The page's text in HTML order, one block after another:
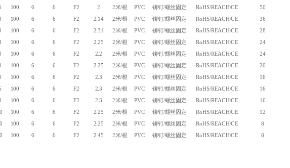
100 6 6 F2 2 2米/根 PVC 铆钉/螺丝固定 RoHS/REACH/CE
50
100 6 6 F2 2.14 2米/根 PVC 铆钉/螺丝固定 RoHS/REACH/CE
36
100 6 6 F2 2.31 2米/根 PVC 铆钉/螺丝固定 RoHS/REACH/CE
28
100 6 6 F2 2.25 2米/根 PVC 铆钉/螺丝固定 RoHS/REACH/CE
24
100 6 6 F2 2.2 2米/根 PVC 铆钉/螺丝固定 RoHS/REACH/CE
24
100 6 6 F2 2.25 2米/根 PVC 铆钉/螺丝固定 RoHS/REACH/CE
20
100 6 6 F2 2.3 2米/根 PVC 铆钉/螺丝固定 RoHS/REACH/CE
16
100 6 6 F2 2.3 2米/根 PVC 铆钉/螺丝固定 RoHS/REACH/CE
16
100 6 6 F2 2.3 2米/根 PVC 铆钉/螺丝固定 RoHS/REACH/CE
16
100 6 6 F2 2.25 2米/根 PVC 铆钉/螺丝固定 RoHS/REACH/CE
12
100 6 6 F2 2.25 2米/根 PVC 铆钉/螺丝固定 RoHS/REACH/CE
8
100 6 6 F2 2.45 2米/根 PVC 铆钉/螺丝固定 RoHS/REACH/CE 8